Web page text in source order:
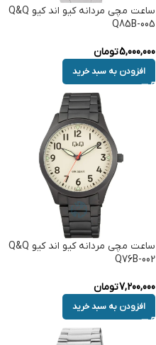
ساعت مچی مردانه کیو اند کیو Q&Q
Q85B-005
5,000,000تومان
افزودن به سبد خرید
ساعت مچی مردانه کیو اند کیو Q&Q
Q76B-002
7,200,000تومان
افزودن به سبد خرید